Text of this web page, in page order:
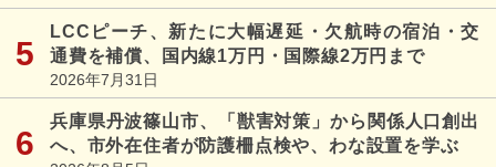
LCCピーチ、新たに大幅遅延・欠航時の宿泊・交
通費を補償、国内線1万円・国際線2万円まで
2026年7月31日
兵庫県丹波篠山市、「獣害対策」から関係人口創出
へ、市外在住者が防護柵点検や、わな設置を学ぶ